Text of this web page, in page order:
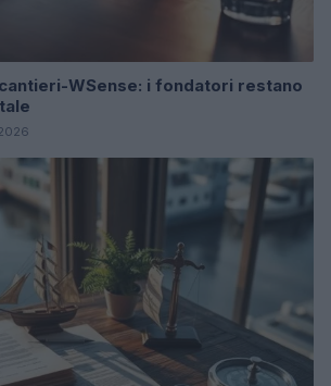
WSense: i fondatori restano